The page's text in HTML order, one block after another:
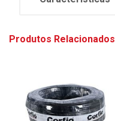
Produtos Relacionados